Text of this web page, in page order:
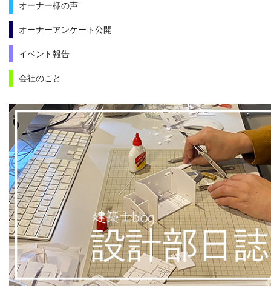
オーナー様の声
オーナーアンケート公開
イベント報告
会社のこと